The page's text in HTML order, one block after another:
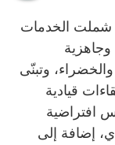
شملت الخدمات
وجاهزية
وتبنّى
قيادية
افتراضية
إضافة إلى